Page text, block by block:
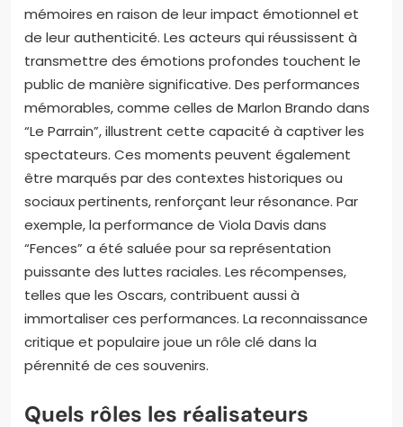
exceptionnelles sont souvent célébrées lors de
cérémonies de remise de prix, renforçant leur
impact sur le public et la critique.
Pourquoi certaines performances restent-
elles gravées dans les mémoires?
Certaines performances restent gravées dans les
mémoires en raison de leur impact émotionnel et
de leur authenticité. Les acteurs qui réussissent à
transmettre des émotions profondes touchent le
public de manière significative. Des performances
mémorables, comme celles de Marlon Brando dans
“Le Parrain”, illustrent cette capacité à captiver les
spectateurs. Ces moments peuvent également
être marqués par des contextes historiques ou
sociaux pertinents, renforçant leur résonance. Par
“Fences” a été saluée pour sa représentation